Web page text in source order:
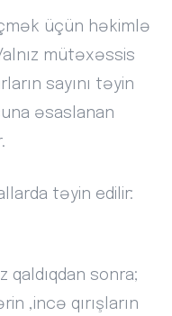
üçün həkimlə
mütəxəssis
sayını təyin
əsaslanan
təyin edilir:
sonra;
,incə qırışların